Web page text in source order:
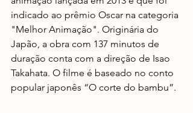
indicado ao prêmio Oscar na categoria
"Melhor Animação". Originária do
Japão, a obra com 137 minutos de
duração conta com a direção de Isao
Takahata. O filme é baseado no conto
popular japonês “O corte do bambu”.